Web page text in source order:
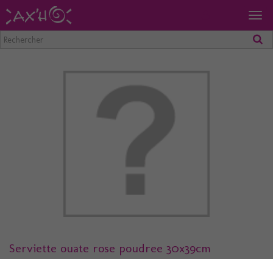
Serviette ouate rose poudree 30x39cm